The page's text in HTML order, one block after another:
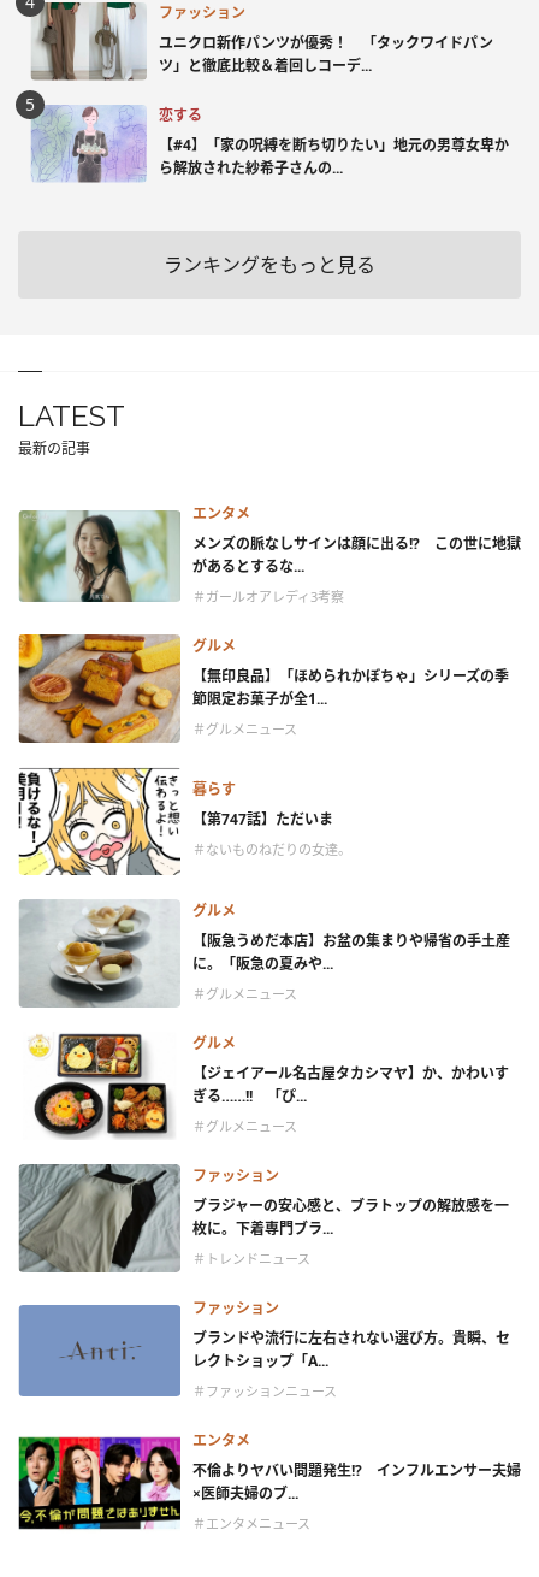
ファッション
ユニクロ新作パンツが優秀！ 「タックワイドパン
ツ」と徹底比較＆着回しコーデ...
恋する
【#4】「家の呪縛を断ち切りたい」地元の男尊女卑か
ら解放された紗希子さんの...
ランキングをもっと見る
LATEST
最新の記事
エンタメ
メンズの脈なしサインは顔に出る!? この世に地獄
があるとするな...
＃ガールオアレディ3考察
グルメ
【無印良品】「ほめられかぼちゃ」シリーズの季
節限定お菓子が全1...
＃グルメニュース
暮らす
【第747話】ただいま
＃ないものねだりの女達。
グルメ
【阪急うめだ本店】お盆の集まりや帰省の手土産
に。「阪急の夏みや...
＃グルメニュース
グルメ
【ジェイアール名古屋タカシマヤ】か、かわいす
ぎる……!! 「ぴ...
＃グルメニュース
ファッション
ブラジャーの安心感と、ブラトップの解放感を一
枚に。下着専門ブラ...
＃トレンドニュース
ファッション
ブランドや流行に左右されない選び方。貴瞬、セ
レクトショップ「A...
＃ファッションニュース
エンタメ
不倫よりヤバい問題発生!? インフルエンサー夫婦
×医師夫婦のブ...
＃エンタメニュース